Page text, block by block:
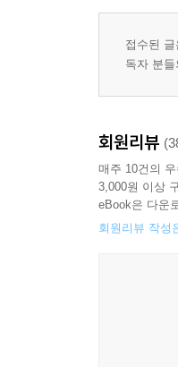
접수된
독자 분
회원리뷰
매주 10건의
3,000원 이상
eBook은 다운
회원리뷰 작성